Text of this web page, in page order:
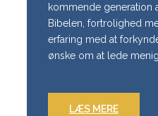
kommende generation
Bibelen, fortrolighed
erfaring med at
ønske om at lede
LÆS MERE